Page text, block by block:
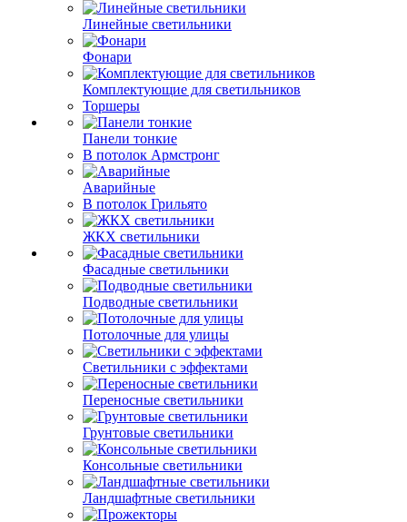
Линейные светильники
Фонари
Комплектующие для светильников
Торшеры
Панели тонкие
В потолок Армстронг
Аварийные
В потолок Грильято
ЖКХ светильники
Фасадные светильники
Подводные светильники
Потолочные для улицы
Светильники с эффектами
Переносные светильники
Грунтовые светильники
Консольные светильники
Ландшафтные светильники